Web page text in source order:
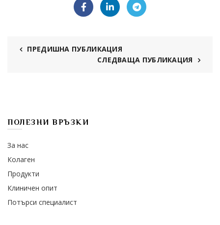
ПРЕДИШНА ПУБЛИКАЦИЯ
СЛЕДВАЩА ПУБЛИКАЦИЯ
ПОЛЕЗНИ ВРЪЗКИ
За нас
Колаген
Продукти
Клиничен опит
Потърси специалист